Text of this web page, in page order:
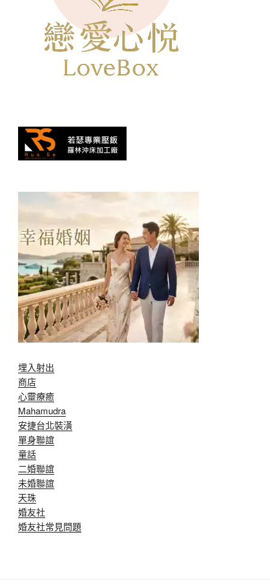
埋入射出
商店
心靈療癒
Mahamudra
安捷台北裝潢
單身聯誼
童話
二婚聯誼
未婚聯誼
天珠
婚友社
婚友社常見問題